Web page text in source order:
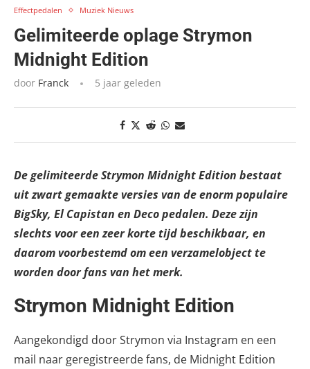
Effectpedalen Muziek Nieuws
Gelimiteerde oplage Strymon
Midnight Edition
door Franck 5 jaar geleden
De gelimiteerde Strymon Midnight Edition bestaat
uit zwart gemaakte versies van de enorm populaire
BigSky, El Capistan en Deco pedalen. Deze zijn
slechts voor een zeer korte tijd beschikbaar, en
daarom voorbestemd om een verzamelobject te
worden door fans van het merk.
Strymon Midnight Edition
Aangekondigd door Strymon via Instagram en een
mail naar geregistreerde fans, de Midnight Edition